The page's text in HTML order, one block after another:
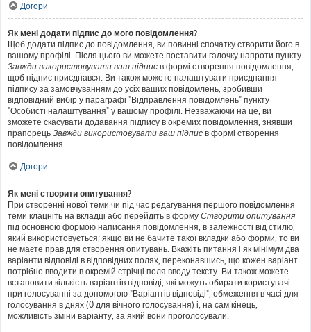
Догори
Як мені додати підпис до мого повідомлення?
Щоб додати підпис до повідомлення, ви повинні спочатку створити його в
вашому профілі. Після цього ви можете поставити галочку напроти пункту
Завжди використовувати ваш підпис в формі створення повідомлення,
щоб підпис приєднався. Ви також можете налаштувати приєднання
підпису за замовчуванням до усіх ваших повідомлень, зробивши
відповідний вибір у параграфі "Відправлення повідомлень" пункту
"Особисті налаштування" у вашому профілі. Незважаючи на це, ви
зможете скасувати додавання підпису в окремих повідомлення, знявши
прапорець Завжди використовувати ваш підпис в формі створення
повідомлення.
Догори
Як мені створити опитування?
При створенні нової теми чи під час редагування першого повідомлення
теми клацніть на вкладці або перейдіть в форму Створити опитування
під основною формою написання повідомлення, в залежності від стилю,
який використовується; якщо ви не бачите такої вкладки або форми, то ви
не маєте прав для створення опитувань. Вкажіть питання і як мінімум два
варіанти відповіді в відповідних полях, переконавшись, що кожен варіант
потрібно вводити в окремій стрічці поля вводу тексту. Ви також можете
встановити кількість варіантів відповіді, які можуть обирати користувачі
при голосуванні за допомогою "Варіантів відповіді", обмеження в часі для
голосування в днях (0 для вічного голосування) і, на сам кінець,
можливість зміни варіанту, за який вони проголосували.